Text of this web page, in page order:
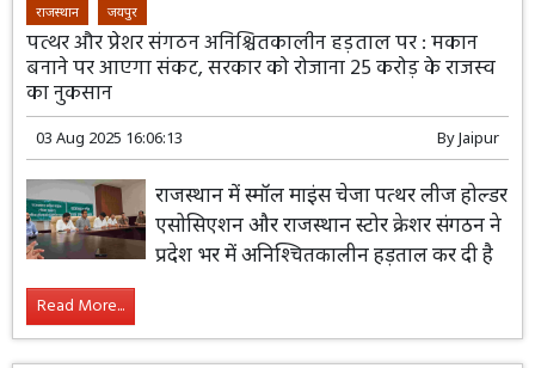
राजस्थान जयपुर
पत्थर और प्रेशर संगठन अनिश्चितकालीन हड़ताल पर : मकान
बनाने पर आएगा संकट, सरकार को रोजाना 25 करोड़ के राजस्व
का नुकसान
03 Aug 2025 16:06:13 ByJaipur
राजस्थान में स्मॉल माइंस चेजा पत्थर लीज होल्डर
एसोसिएशन और राजस्थान स्टोर क्रेशर संगठन ने
प्रदेश भर में अनिश्चितकालीन हड़ताल कर दी है
Read More...